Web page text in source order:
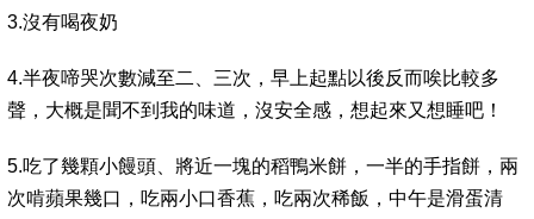
3.沒有喝夜奶
4.半夜啼哭次數減至二、三次，早上起點以後反而唉比較多
聲，大概是聞不到我的味道，沒安全感，想起來又想睡吧！
5.吃了幾顆小饅頭、將近一塊的稻鴨米餅，一半的手指餅，兩
次啃蘋果幾口，吃兩小口香蕉，吃兩次稀飯，中午是滑蛋清